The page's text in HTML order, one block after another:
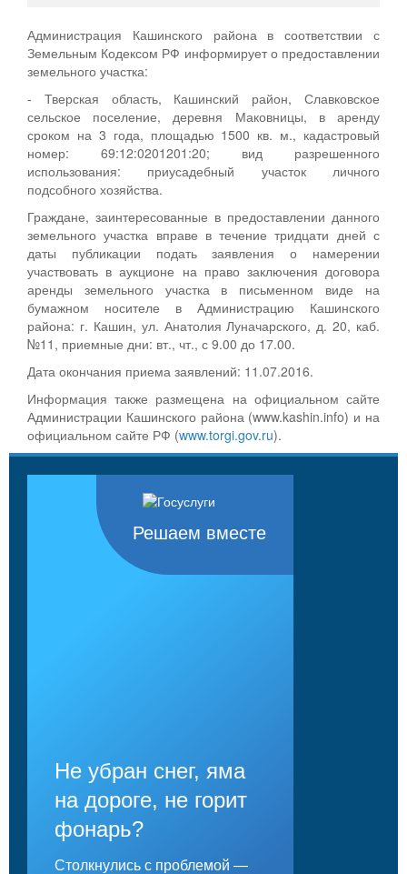
Администрация Кашинского района в соответствии с
Земельным Кодексом РФ информирует о предоставлении
земельного участка:
- Тверская область, Кашинский район, Славковское
сельское поселение, деревня Маковницы, в аренду
сроком на 3 года, площадью 1500 кв. м., кадастровый
номер: 69:12:0201201:20; вид разрешенного
использования: приусадебный участок личного
подсобного хозяйства.
Граждане, заинтересованные в предоставлении данного
земельного участка вправе в течение тридцати дней с
даты публикации подать заявления о намерении
участвовать в аукционе на право заключения договора
аренды земельного участка в письменном виде на
бумажном носителе в Администрацию Кашинского
района: г. Кашин, ул. Анатолия Луначарского, д. 20, каб.
№11, приемные дни: вт., чт., с 9.00 до 17.00.
Дата окончания приема заявлений: 11.07.2016.
Информация также размещена на официальном сайте
Администрации Кашинского района (www.kashin.info) и на
официальном сайте РФ (www.torgi.gov.ru).
Решаем вместе
Не убран снег, яма
на дороге, не горит
фонарь?
Столкнулись с проблемой —